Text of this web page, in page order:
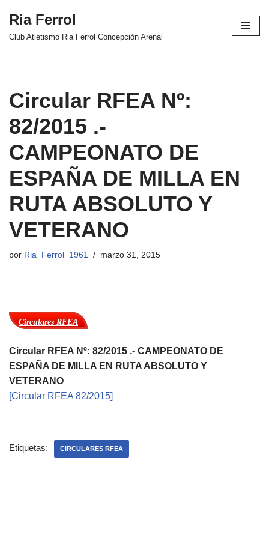
Saltar
Ria Ferrol
Club Atletismo Ria Ferrol Concepción Arenal
Circular RFEA Nº:
82/2015 .-
CAMPEONATO DE
ESPAÑA DE MILLA EN
RUTA ABSOLUTO Y
VETERANO
por Ria_Ferrol_1961 marzo 31, 2015
Circulares RFEA
Circular RFEA Nº: 82/2015 .- CAMPEONATO DE
ESPAÑA DE MILLA EN RUTA ABSOLUTO Y
VETERANO
[Circular RFEA 82/2015]
Etiquetas: CIRCULARES RFEA